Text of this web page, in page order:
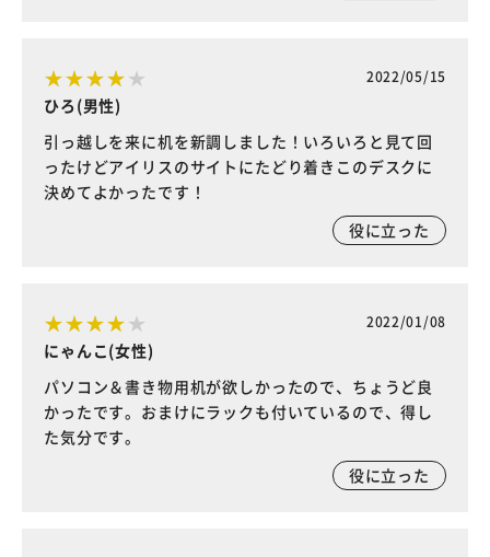
2022/05/15
ひろ(男性)
引っ越しを来に机を新調しました！いろいろと見て回
ったけどアイリスのサイトにたどり着きこのデスクに
決めてよかったです！
役に立った
2022/01/08
にゃんこ(女性)
パソコン＆書き物用机が欲しかったので、ちょうど良
かったです。おまけにラックも付いているので、得し
た気分です。
役に立った